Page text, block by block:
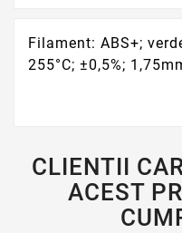
Filament: ABS+;
255°C; ±0,5%;
CLIENTII
ACEST